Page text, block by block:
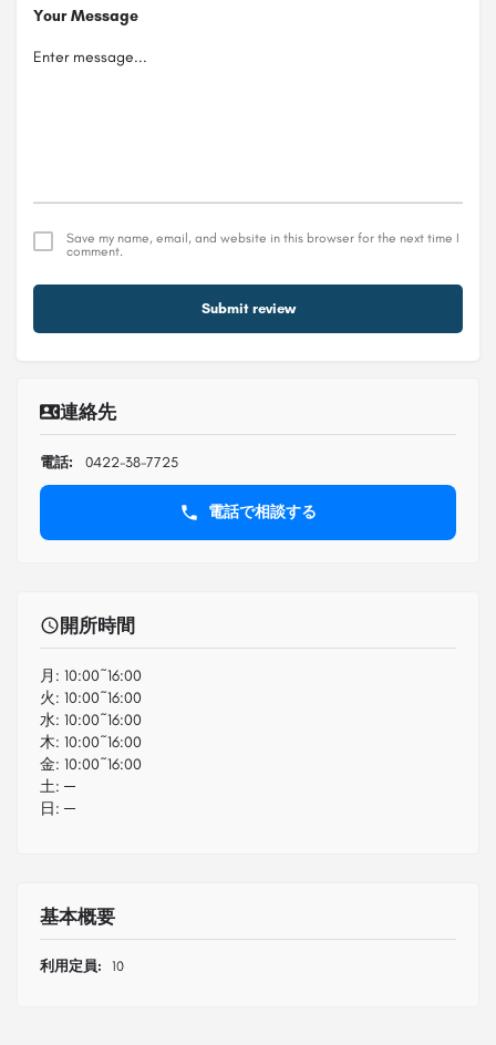
Your Message
Save my name, email, and website in this browser for the next time I
comment.
Submit review
連絡先
電話: 0422-38-7725
電話で相談する
開所時間
月: 10:00~16:00
火: 10:00~16:00
水: 10:00~16:00
木: 10:00~16:00
金: 10:00~16:00
土: ─
日: ─
基本概要
利用定員: 10